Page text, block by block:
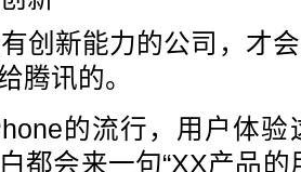
新能力的公司，才
腾讯的。
的流行，用户体验
都会来一句“XX产品